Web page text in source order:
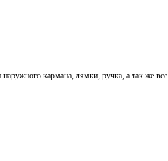
кармана, лямки, ручка, а так же все